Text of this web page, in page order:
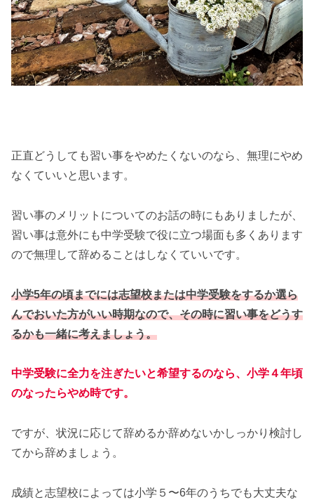
正直どうしても習い事をやめたくないのなら、無理にやめ
なくていいと思います。
習い事のメリットについてのお話の時にもありましたが、
習い事は意外にも中学受験で役に立つ場面も多くあります
ので無理して辞めることはしなくていいです。
小学5年の頃までには志望校または中学受験をするか選ら
んでおいた方がいい時期なので、その時に習い事をどうす
るかも一緒に考えましょう。
中学受験に全力を注ぎたいと希望するのなら、小学４年頃
のなったらやめ時です。
ですが、状況に応じて辞めるか辞めないかしっかり検討し
てから辞めましょう。
成績と志望校によっては小学５〜6年のうちでも大丈夫な